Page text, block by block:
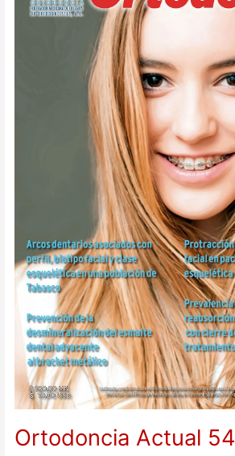
Ortodoncia Actual 54